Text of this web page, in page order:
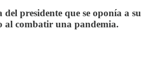
presidente que se oponía a su
al combatir una pandemia.